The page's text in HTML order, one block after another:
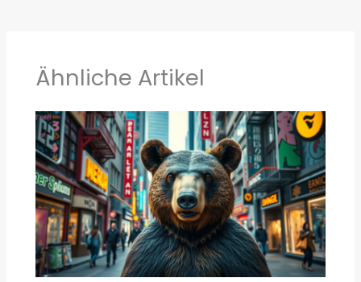
Ähnliche Artikel